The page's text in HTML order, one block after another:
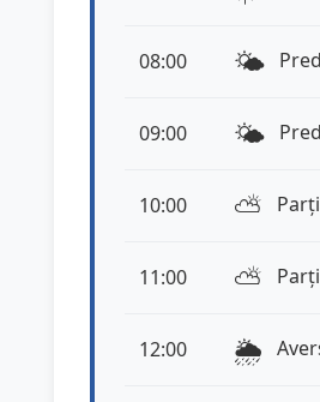
08:00 🌤️
09:00 🌤️
10:00 ⛅️
11:00 ⛅️
12:00 🌦️